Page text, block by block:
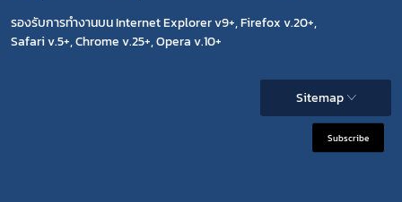
รองรับการทำงานบน Internet Explorer v9+, Firefox v.20+,
Safari v.5+, Chrome v.25+, Opera v.10+
Sitemap
Subscribe